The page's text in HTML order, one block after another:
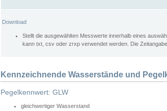
Download
Stellt die ausgewählten Messwerte innerhalb eines
kann txt, csv oder zrxp verwendet werden. Die
Kennzeichnende Wasserstände und
Pegelkennwert: GLW
gleichwertiger Wasserstand